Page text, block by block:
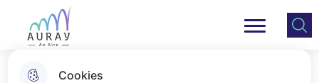
Cookies
Aller
au
menu
Consulter
le plan
Ville Auray Menu principal